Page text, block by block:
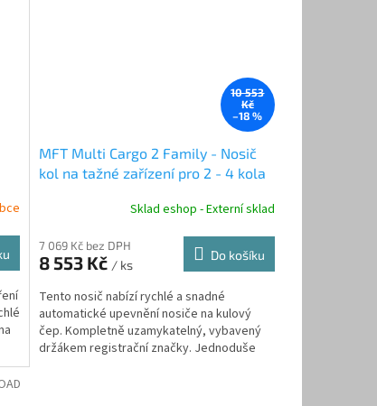
10 553
Kč
–18 %
MFT Multi Cargo 2 Family - Nosič
kol na tažné zařízení pro 2 - 4 kola
Sklad eshop - Externí sklad
7 069 Kč bez DPH
8 553 Kč / ks
Do košíku
Tento nosič nabízí rychlé a snadné
automatické upevnění nosiče na kulový
čep. Kompletně uzamykatelný, vybavený
držákem registrační značky. Jednoduše